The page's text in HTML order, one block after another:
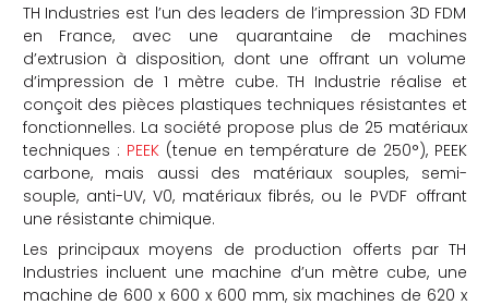
TH Industries est l’un des leaders de l’impression 3D FDM
en France, avec une quarantaine de machines
d’extrusion à disposition, dont une offrant un volume
d’impression de 1 mètre cube. TH Industrie réalise et
conçoit des pièces plastiques techniques résistantes et
fonctionnelles. La société propose plus de 25 matériaux
techniques : PEEK(tenue en température de 250°), PEEK
carbone, mais aussi des matériaux souples, semi-
souple, anti-UV, V0, matériaux fibrés, ou le PVDF offrant
une résistante chimique.
Les principaux moyens de production offerts par TH
Industries incluent une machine d’un mètre cube, une
machine de 600 x 600 x 600 mm, six machines de 620 x